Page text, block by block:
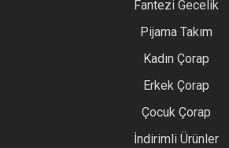
Fantezi Gecelik
Pijama Takım
Kadın Çorap
Erkek Çorap
Çocuk Çorap
İndirimli Ürünler